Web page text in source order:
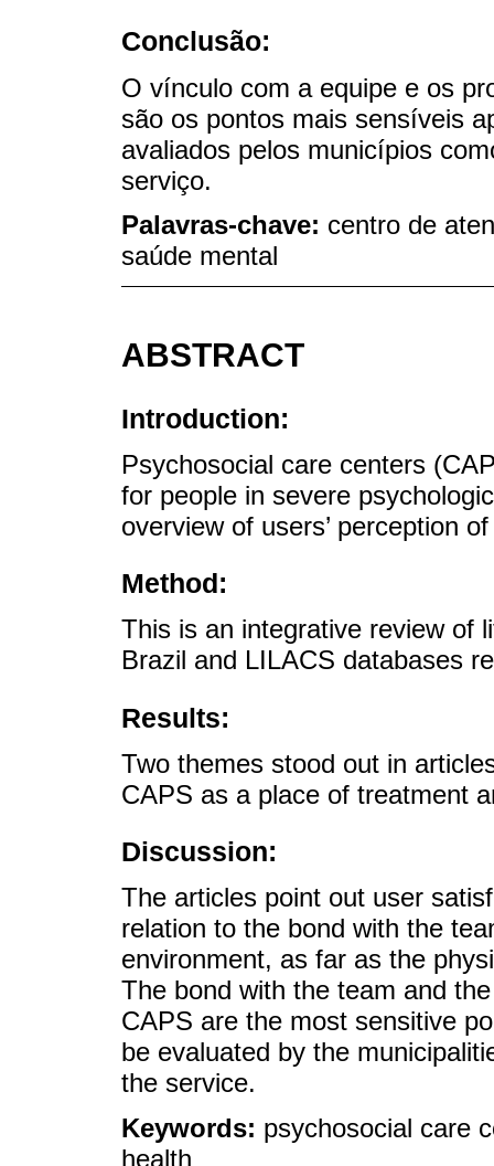
Conclusão:
O vínculo com a equipe e os
são os pontos mais sensíveis
avaliados pelos municípios
serviço.
Palavras-chave: centro de
saúde mental
ABSTRACT
Introduction:
Psychosocial care centers
for people in severe
overview of users’ perception
Method:
This is an integrative review of
Brazil and LILACS databases
Results:
Two themes stood out in
CAPS as a place of treatment
Discussion:
The articles point out user
relation to the bond with the
environment, as far as the
The bond with the team and
CAPS are the most sensitive
be evaluated by the
the service.
Keywords: psychosocial care
health